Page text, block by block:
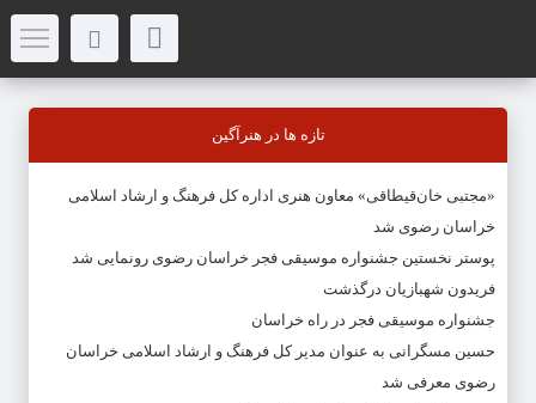
تازه ها در هنرآگین
«مجتبی خان‌قیطاقی» معاون هنری اداره کل فرهنگ و ارشاد اسلامی
خراسان رضوی شد
پوستر نخستین جشنواره موسیقی فجر خراسان رضوی رونمایی شد
فریدون شهبازیان درگذشت
جشنواره موسیقی فجر در راه خراسان
حسین مسگرانی به عنوان مدیر کل فرهنگ و ارشاد اسلامی خراسان
رضوی معرفی شد